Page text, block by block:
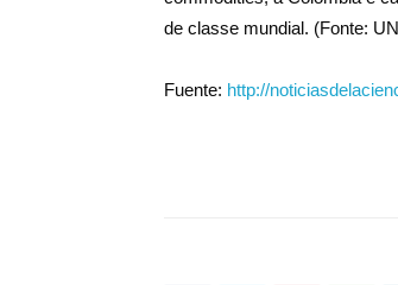
de classe mundial. (Fonte:
Fuente: http://